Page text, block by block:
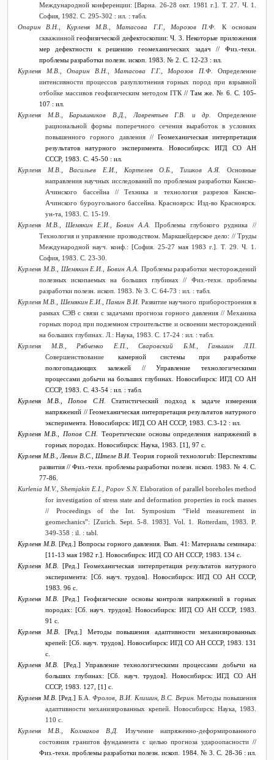
Международной конференции: [Варна. 26-28 окт. 1981 г.]. Т. 27. Ч. 1.
София, 1982. С. 295-302 : ил. : табл.
Опарин В.Н., Курленя М.В., Матасова Г.Г., Морозов П.Ф. К основам
скважиннойгеофизической дефектоскопии: Ч. 3. Некоторые приложения
мер дефектности к решению геомеханических задач
// Физ.-техн.
проблемы разработки полезн. ископ. 1983. № 2. С. 12-23 : ил.
Курленя М.В., Опарин В.Н., Матасова Г.Г., Морозов П.Ф. Определение
интенсивности процессов разуплотнения горных пород при взрывной
отбойке массивов геофизическим методом ГГК // Там же. № 6. С. 105-
107 : ил.
Курленя М.В., Барышников В.Д., Лаврентьев Г.В. и др. Определение
рациональной формы поперечного сечения выработок в условиях
повышенного горного давления // Геомеханическая интерпретация
результатов натурного эксперимента. Новосибирск: ИГД СО АН
СССР, 1983. С. 45-50 : ил.
Курленя М.В., Васильев Е.И., Кортелев О.Б., Тишков А.Я. Основные
направления научных исследований по проблемам разработки Канско-
Ачинского бассейна // Техника и технология разрезов Канско-
Ачинского буроугольного бассейна. Красноярск: Изд-во Красноярск.
ун-та, 1983. С. 15-19.
Курленя М.В., Шемякин Е.И., Бовин А.А.Проблемы глубокого рудника //
Технология и управление прозводством. Маркшейдерское дело: // Труды
Международной науч. конф.: [София. 25-27 мая 1983 г.]. Т. 29. Ч. 1.
София, 1983. С. 23-30.
Курленя М.В., Шемякин Е.И., Бовин А.А. Проблемы разработки месторождений
полезных ископаемых на больших глубинах// Физ.-техн. проблемы
разработки полезн. ископ. 1983. № 3. С. 64-73 : ил. : табл.
Курленя М.В., Шемякин Е.И., Панин В.И. Развитие научного приборостроения в
рамках СЭВ с связи с задачами прогноза горного давления // Механика
горных пород при подземном строительстве и освоении месторождений
на больших глубинах. Л.: Наука, 1983. С. 17-24 : ил. : табл.
Курленя М.В., Рябченко Е.П., Сваровский Б.М., Ганьшин Л.П.
Совершенствованиекамерной системы при разработке
пологопадающих залежей // Управление технологическими
процессами добычи на больших глубинах. Новосибирск: ИГД СО АН
СССР, 1983. С. 43-54 : ил. : табл.
Курленя М.В., Попов С.Н. Статистический подход к задаче измерения
напряжений // Геомеханическая интерпретация результатов натурного
эксперимента. Новосибирск: ИГД СО АН СССР, 1983. С.3-12 : ил.
Курленя М.В., Попов С.Н.
Теоретические основы определения напряжений в
горных породах. Новосибирск: Наука, 1983. [1], 97 с.
Курленя М.В., Левин В.С., Штеле В.И.Теория горной технологиb: Перспективы
развития // Физ.-техн. проблемы разработки полезн. ископ. 1983. № 4. С.
77-86.
Kurlenia M.V., Shemjakin E.I., Popov S.N. Elaboration of parallel boreholes method
for investigation of stress state and deformation properties in rock masses
// Proceedings of the Int. Symposium “Field measurement in
geomechanics”: [Zurich. Sept. 5-8. 1983]. Vol. 1. Rotterdam, 1983. P.
349-358 : il. : tabl.
Курленя М.В. [Ред.] Вопросы горного давления. Вып. 41: Материалы семинара:
[11-13 мая 1982 г.]. Новосибирск: ИГД СО АН СССР, 1983. 134 с.
Курленя М.В. [Ред.] Геомеханическая интерпретация результатов натурного
эксперимента: [Сб. науч. трудов]. Новосибирск: ИГД СО АН СССР,
1983. 96 с.
Курленя М.В. [Ред.] Геофизические основы контроля напряжений в горных
породах: [Сб. науч. трудов]. Новосибирск: ИГД СО АН СССР, 1983.
91 с.
Курленя М.В. [Ред.] Методы повышения адаптивности механизированных
крепей: [Сб. науч. трудов]. Новосибирск: ИГД СО АН СССР, 1983. 131
с.
Курленя М.В.
[Ред.] Управление технологическими процессами добычи на
больших глубинах: [Сб. науч. трудов]. Новосибирск: ИГД СО АН
СССР, 1983. 127, [1] с.
Курленя М.В. [Ред.] Б.А.Фролов, В.И. Клишин, В.С. Верин.Методы повышения
адаптивности механизированных крепей. Новосибирск: Наука, 1983.
110 с.
Курленя М.В., Колмаков В.Д. Изучение напряженно-деформированного
состояния гранитов фундамента с целью прогноза удароопасности //
Физ.-техн. проблемы разработки полезн. ископ. 1984. № 3. С. 28-36 : ил.